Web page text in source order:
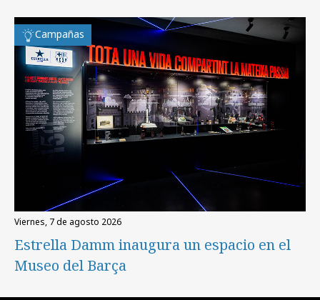
Campañas
viernes, 7 de agosto 2026
Estrella Damm inaugura un espacio en el
Museo del Barça